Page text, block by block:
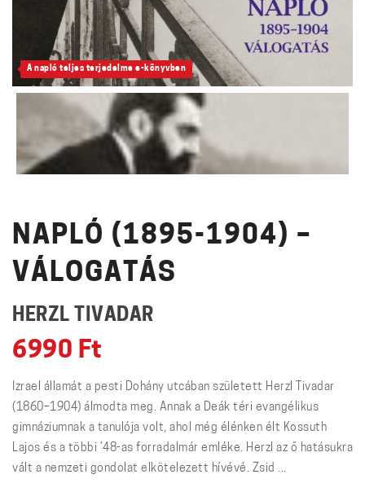
A napló teljes terjedelme e-könyvben
NAPLÓ (1895-1904) –
VÁLOGATÁS
HERZL TIVADAR
6990 Ft
Izrael államát a pesti Dohány utcában született Herzl Tivadar
(1860–1904) álmodta meg. Annak a Deák téri evangélikus
gimnáziumnak a tanulója volt, ahol még élénken élt Kossuth
Lajos és a többi ’48-as forradalmár emléke. Herzl az ő hatásukra
vált a nemzeti gondolat elkötelezett hívévé. Zsid ...